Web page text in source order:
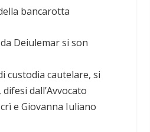
bancarotta
Deiulemar si son
custodia cautelare, si
dall’Avvocato
e Giovanna Iuliano